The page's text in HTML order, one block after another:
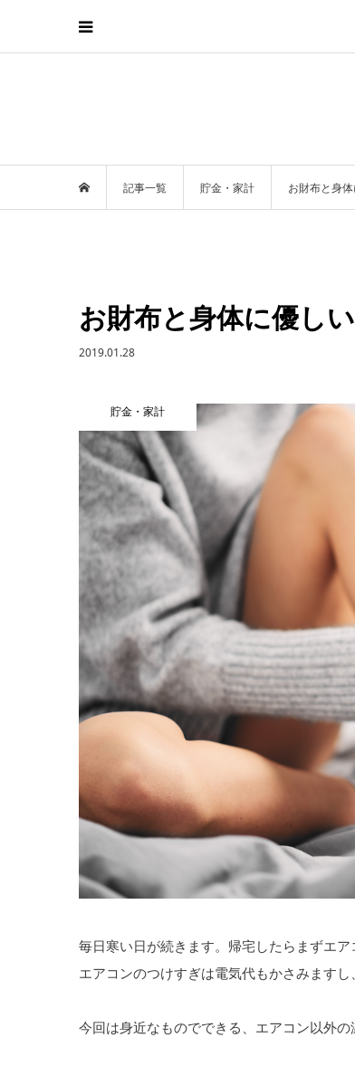
記事一覧 貯金・家計 お財布と身
お財布と身体に優し
2019.01.28
貯金・家計
毎日寒い日が続きます。帰宅したらまずエ
エアコンのつけすぎは電気代もかさみますし
今回は身近なものでできる、エアコン以外の